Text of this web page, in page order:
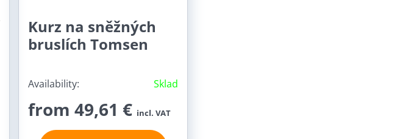
Kurz na sněžných
bruslích Tomsen
Availability: Sklad
from 49,61 € incl. VAT